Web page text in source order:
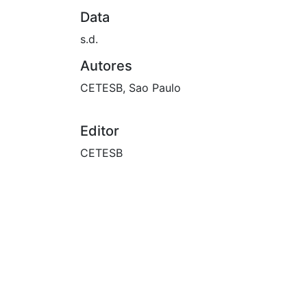
Data
s.d.
Autores
CETESB, Sao Paulo
Editor
CETESB